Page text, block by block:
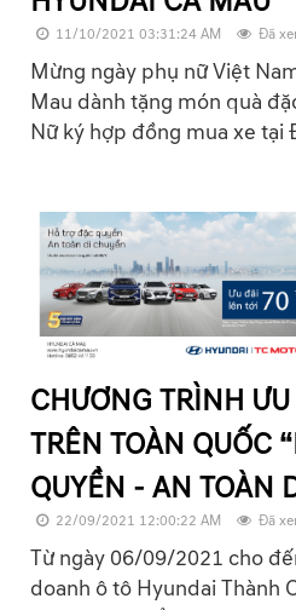
11/10/2021 03:31:24 AM Đã
Mừng ngày phụ nữ Việt
Mau dành tặng món quà
Nữ ký hợp đồng mua xe tại
CHƯƠNG TRÌNH
TRÊN TOÀN QUỐC
QUYỀN - AN TOÀN
22/09/2021 12:00:22 AM Đã
Từ ngày 06/09/2021 cho
doanh ô tô Hyundai Thành